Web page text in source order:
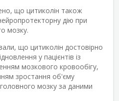
що цитиколін також
дію при
мозку.
що цитиколін достовірно
у пацієнтів із
мозкового кровообігу,
зростання об'єму
мозку за даними